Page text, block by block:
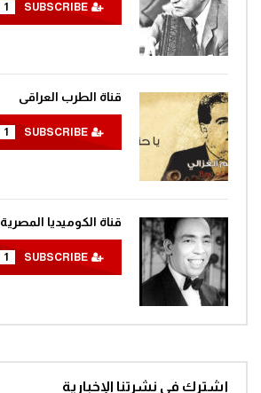
1
قناة الطرب العراقى
1
قناة الكوميديا المصرية
1
إشترك في نشرتنا الإخبارية